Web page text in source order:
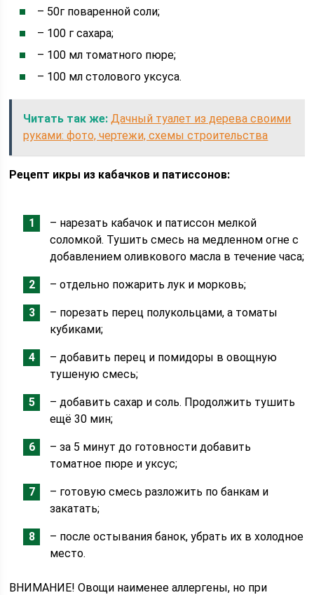
– 50г поваренной соли;
– 100 г сахара;
– 100 мл томатного пюре;
– 100 мл столового уксуса.
Читать так же: Дачный туалет из дерева своими
руками: фото, чертежи, схемы строительства
Рецепт икры из кабачков и патиссонов:
– нарезать кабачок и патиссон мелкой
соломкой. Тушить смесь на медленном огне с
добавлением оливкового масла в течение часа;
– отдельно пожарить лук и морковь;
– порезать перец полукольцами, а томаты
кубиками;
– добавить перец и помидоры в овощную
тушеную смесь;
– добавить сахар и соль. Продолжить тушить
ещё 30 мин;
– за 5 минут до готовности добавить
томатное пюре и уксус;
– готовую смесь разложить по банкам и
закатать;
– после остывания банок, убрать их в холодное
место.
ВНИМАНИЕ! Овощи наименее аллергены, но при